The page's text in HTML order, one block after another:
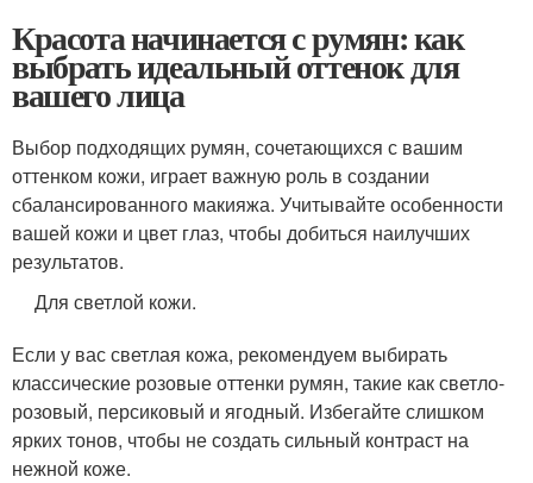
Красота начинается с румян: как
выбрать идеальный оттенок для
вашего лица
Выбор подходящих румян, сочетающихся с вашим
оттенком кожи, играет важную роль в создании
сбалансированного макияжа. Учитывайте особенности
вашей кожи и цвет глаз, чтобы добиться наилучших
результатов.
Для светлой кожи.
Если у вас светлая кожа, рекомендуем выбирать
классические розовые оттенки румян, такие как светло-
розовый, персиковый и ягодный. Избегайте слишком
ярких тонов, чтобы не создать сильный контраст на
нежной коже.